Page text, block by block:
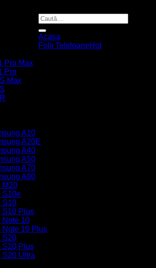
Epic Mobile
Caută
după:
Acasa
Folii Telefoane
Pro Max
Pro
Max
A10
A20E
A40
A50
A70
A80
M20
S10e
S10
S10 Plus
Note 10
Note 10 Plus
S20
S20 Plus
S20 Ultra